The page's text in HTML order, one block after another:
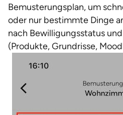
Bemusterungsplan, um
oder nur bestimmte Dinge
nach Bewilligungsstatus
(Produkte, Grundrisse,